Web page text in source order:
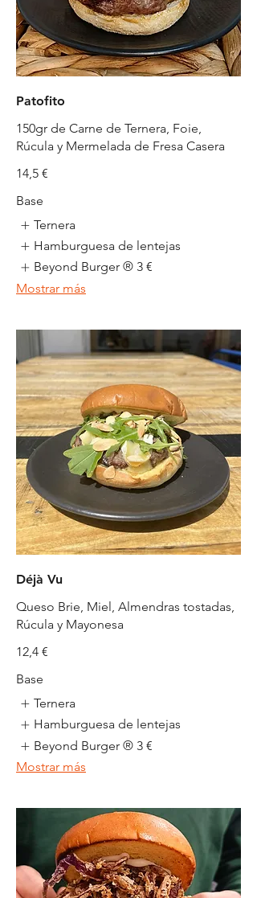
Patofito
150gr de Carne de Ternera, Foie,
Rúcula y Mermelada de Fresa Casera
14,5 €
Base
Ternera
Hamburguesa de lentejas
Beyond Burger ® 3 €
Mostrar más
Déjà Vu
Queso Brie, Miel, Almendras tostadas,
Rúcula y Mayonesa
12,4 €
Base
Ternera
Hamburguesa de lentejas
Beyond Burger ® 3 €
Mostrar más